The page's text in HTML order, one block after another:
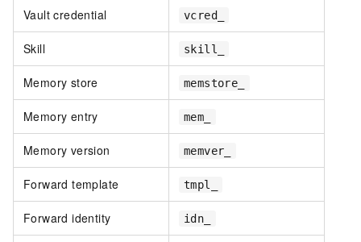
Vault credential vcred_
Skill skill_
Memory store memstore_
Memory entry mem_
Memory version memver_
Forward template tmpl_
Forward identity idn_